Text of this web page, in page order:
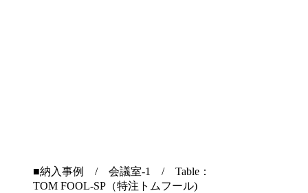
■納入事例 / 会議室-1 / Table：
TOM FOOL-SP（特注トムフール)